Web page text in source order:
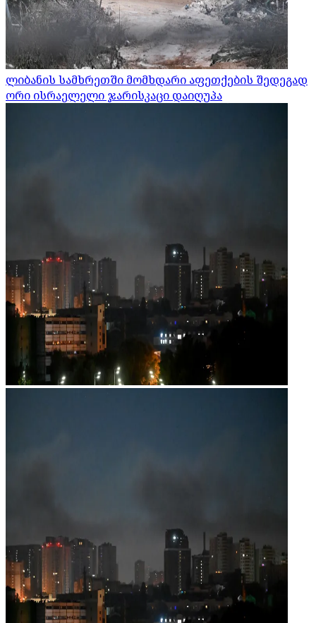
ლიბანის სამხრეთში მომხდარი აფეთქების შედეგად
ორი ისრაელელი ჯარისკაცი დაიღუპა